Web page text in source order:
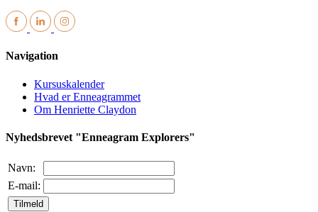
Navigation
Kursuskalender
Hvad er Enneagrammet
Om Henriette Claydon
Nyhedsbrevet "Enneagram Explorers"
Navn:
E-mail:
Tilmeld